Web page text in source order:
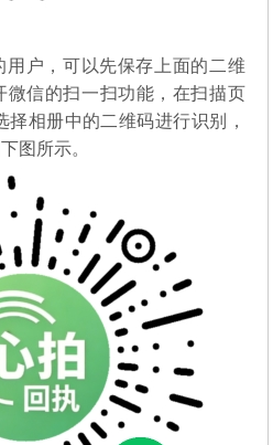
用户，可以先保存上面的二维
微信的扫一扫功能，在扫描页
择相册中的二维码进行识别，
图所示。